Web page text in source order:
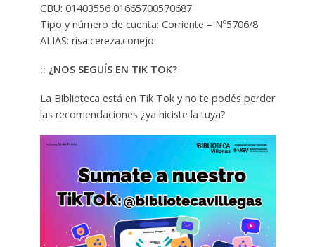
CBU: 01403556 01665700570687
Tipo y número de cuenta: Corriente – Nº5706/8
ALIAS: risa.cereza.conejo
:: ¿NOS SEGUÍS EN TIK TOK?
La Biblioteca está en Tik Tok y no te podés perder
las recomendaciones ¿ya hiciste la tuya?